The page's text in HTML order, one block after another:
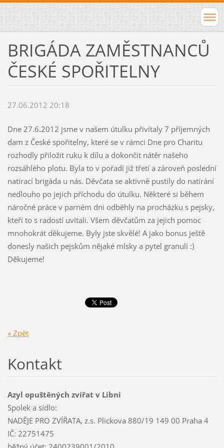
BRIGÁDA ZAMĚSTNANCŮ
ČESKÉ SPOŘITELNY
27.06.2012 20:18
Dne 27.6.2012 jsme v našem útulku přivítaly 7 příjemných
dam z České spořitelny, které se v rámci Dne pro Charitu
rozhodly přiložit ruku k dílu a dokončit nátěr našeho
rozsáhlého plotu. Byla to v pořadí již třetí a zároveň poslední
natírací brigáda u nás. Děvčata se aktivně pustily do natírání
nedlouho po jejich příchodu do útulku. Některé si během
náročné práce v parném dni odběhly na procházku s pejsky,
kteří to s radostí uvítali. Všem děvčatům za jejich pomoc
mnohokrát děkujeme. Byly jste skvělé! A jako bonus ještě
donesly našich pejskům nějaké mlsky a pytel granulí :)
Děkujeme!
« Zpět
Kontakt
Azyl opuštěných zvířat v Libni
Spolek a sídlo:
NADĚJE PRO ZVÍŘATA, z.s. Plickova 880/19 149 00 Praha 4
IČ: 22751475